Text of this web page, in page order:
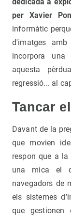
dedicada a
per Xavier
informàtic
d'imatges amb
incorpora una
aquesta
regressió... al
Tancar
Davant de la
que movien
respon que a la
una mica el
navegadors de
els sistemes
que